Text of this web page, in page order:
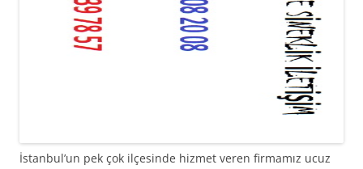
İstanbul’un pek çok ilçesinde hizmet veren firmamız ucuz